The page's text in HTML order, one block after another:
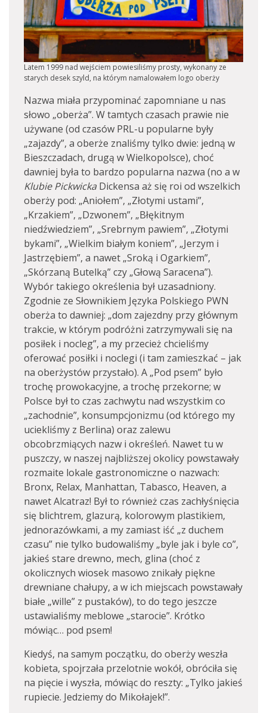
Latem 1999 nad wejściem powiesiliśmy prosty, wykonany ze
starych desek szyld, na którym namalowałem logo oberży
Nazwa miała przypominać zapomniane u nas
słowo „oberża”. W tamtych czasach prawie nie
używane (od czasów PRL-u popularne były
„zajazdy”, a oberże znaliśmy tylko dwie: jedną w
Bieszczadach, drugą w Wielkopolsce), choć
dawniej była to bardzo popularna nazwa (no a w
Klubie Pickwicka Dickensa aż się roi od wszelkich
oberży pod: „Aniołem”, „Złotymi ustami”,
„Krzakiem”, „Dzwonem”, „Błękitnym
niedźwiedziem”, „Srebrnym pawiem”, „Złotymi
bykami”, „Wielkim białym koniem”, „Jerzym i
Jastrzębiem”, a nawet „Sroką i Ogarkiem”,
„Skórzaną Butelką” czy „Głową Saracena”).
Wybór takiego określenia był uzasadniony.
Zgodnie ze Słownikiem Języka Polskiego PWN
oberża to dawniej: „dom zajezdny przy głównym
trakcie, w którym podróżni zatrzymywali się na
posiłek i nocleg”, a my przecież chcieliśmy
oferować posiłki i noclegi (i tam zamieszkać – jak
na oberżystów przystało). A „Pod psem” było
trochę prowokacyjne, a trochę przekorne; w
Polsce był to czas zachwytu nad wszystkim co
„zachodnie”, konsumpcjonizmu (od którego my
uciekliśmy z Berlina) oraz zalewu
obcobrzmiących nazw i określeń. Nawet tu w
puszczy, w naszej najbliższej okolicy powstawały
rozmaite lokale gastronomiczne o nazwach:
Bronx, Relax, Manhattan, Tabasco, Heaven, a
nawet Alcatraz! Był to również czas zachłyśnięcia
się blichtrem, glazurą, kolorowym plastikiem,
jednorazówkami, a my zamiast iść „z duchem
czasu” nie tylko budowaliśmy „byle jak i byle co”,
jakieś stare drewno, mech, glina (choć z
okolicznych wiosek masowo znikały piękne
drewniane chałupy, a w ich miejscach powstawały
białe „wille” z pustaków), to do tego jeszcze
ustawialiśmy meblowe „starocie”. Krótko
mówiąc… pod psem!
Kiedyś, na samym początku, do oberży weszła
kobieta, spojrzała przelotnie wokół, obróciła się
na pięcie i wyszła, mówiąc do reszty: „Tylko jakieś
rupiecie. Jedziemy do Mikołajek!”.